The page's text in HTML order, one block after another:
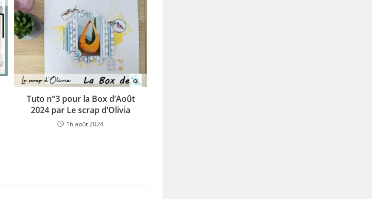
Tuto n°3 pour la Box d’Août
2024 par Le scrap d’Olivia
16 août 2024